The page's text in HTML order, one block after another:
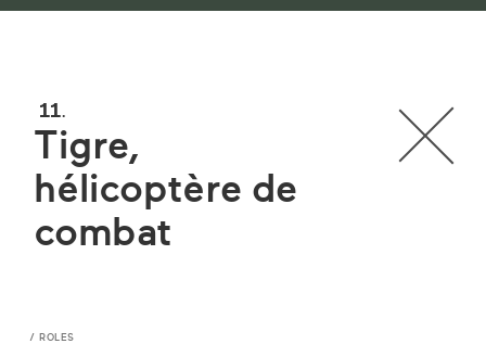
11
Tigre,
hélicoptère de
combat
ROLES